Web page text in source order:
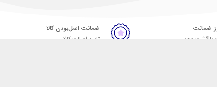
بازگشت وجه
ضمانت اصل‌بودن کالا
تایید اصالت کالا